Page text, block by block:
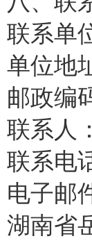
联系单
单位地
邮政编
联系人
联系电
电子邮
湖南省